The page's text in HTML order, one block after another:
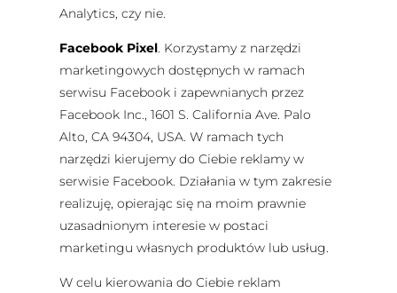
Analytics, czy nie.
Facebook Pixel. Korzystamy z narzędzi
marketingowych dostępnych w ramach
serwisu Facebook i zapewnianych przez
Facebook Inc., 1601 S. California Ave. Palo
Alto, CA 94304, USA. W ramach tych
narzędzi kierujemy do Ciebie reklamy w
serwisie Facebook. Działania w tym zakresie
realizuję, opierając się na moim prawnie
uzasadnionym interesie w postaci
marketingu własnych produktów lub usług.
W celu kierowania do Ciebie reklam